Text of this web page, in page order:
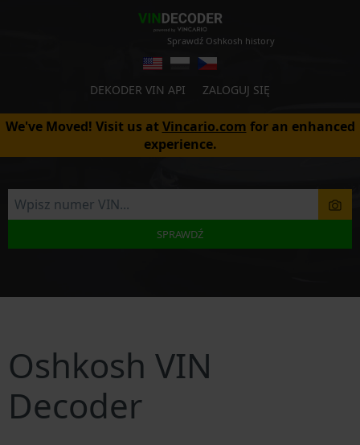
Sprawdź Oshkosh history
DEKODER VIN API ZALOGUJ SIĘ
We've Moved! Visit us atVincario.com for an enhanced
experience.
SPRAWDŹ
Oshkosh VIN
Decoder